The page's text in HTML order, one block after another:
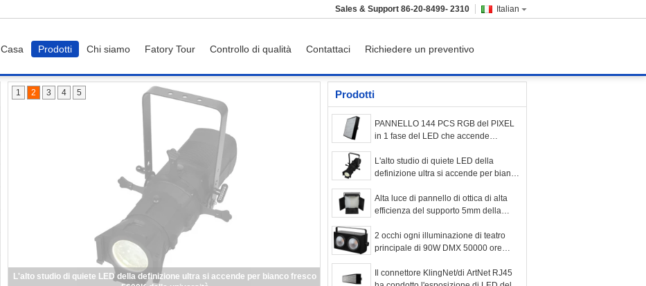
Italian
Sales & Support 86-20-8499- 2310
Casa Prodotti Chi siamo Fatory Tour Controllo di qualità Contattaci Richiedere un preventivo
L'alto studio di quiete LED della definizione ultra si accende per bianco fresco
1 2 3 4 5 Prodotti
PANNELLO 144 PCS RGB del PIXEL
in 1 fase del LED che accende
L'alto studio di quiete LED della
definizione ultra si accende per bianco
Alta luce di pannello di ottica di alta
efficienza del supporto 5mm della
di Istruzione Autodidattica LED
2 occhi ogni illuminazione di teatro
principale di 90W DMX 50000 ore
Il connettore KlingNet/di ArtNet RJ45